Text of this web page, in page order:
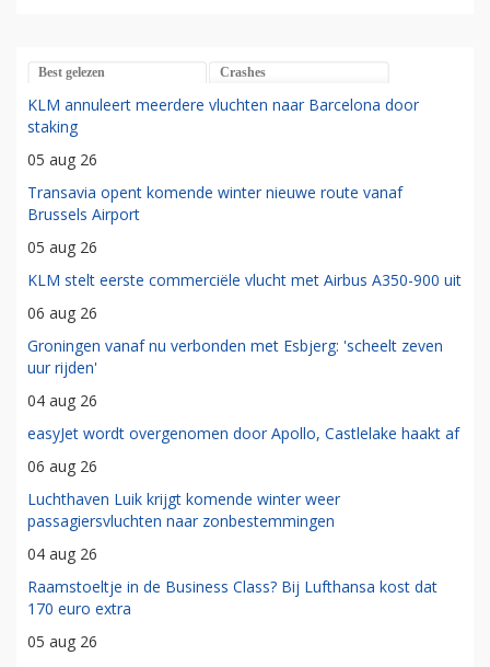
Best gelezen Crashes
KLM annuleert meerdere vluchten naar Barcelona door
staking
05 aug 26
Transavia opent komende winter nieuwe route vanaf
Brussels Airport
05 aug 26
KLM stelt eerste commerciële vlucht met Airbus A350-900 uit
06 aug 26
Groningen vanaf nu verbonden met Esbjerg: 'scheelt zeven
uur rijden'
04 aug 26
easyJet wordt overgenomen door Apollo, Castlelake haakt af
06 aug 26
Luchthaven Luik krijgt komende winter weer
passagiersvluchten naar zonbestemmingen
04 aug 26
Raamstoeltje in de Business Class? Bij Lufthansa kost dat
170 euro extra
05 aug 26